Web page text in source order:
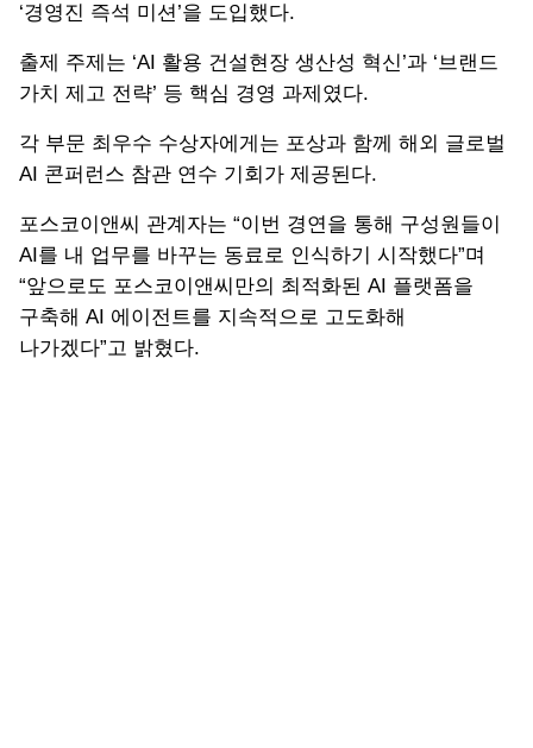
‘경영진 즉석 미션’을 도입했다.
출제 주제는 ‘AI 활용 건설현장 생산성 혁신’과 ‘브랜드
가치 제고 전략’ 등 핵심 경영 과제였다.
각 부문 최우수 수상자에게는 포상과 함께 해외 글로벌
AI 콘퍼런스 참관 연수 기회가 제공된다.
포스코이앤씨 관계자는 “이번 경연을 통해 구성원들이
AI를 내 업무를 바꾸는 동료로 인식하기 시작했다”며
“앞으로도 포스코이앤씨만의 최적화된 AI 플랫폼을
구축해 AI 에이전트를 지속적으로 고도화해
나가겠다”고 밝혔다.